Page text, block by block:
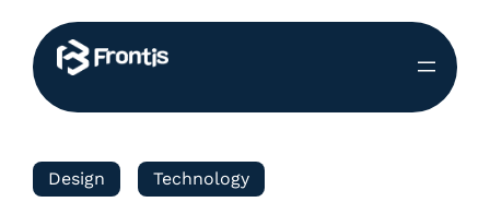
Design Technology